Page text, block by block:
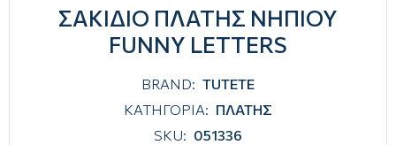
ΣΑΚΙΔΙΟ ΠΛΑΤΗΣ ΝΗΠΙΟΥ
FUNNY LETTERS
BRAND: TUTETE
ΚΑΤΗΓΟΡΙΑ: ΠΛΑΤΗΣ
SKU: 051336